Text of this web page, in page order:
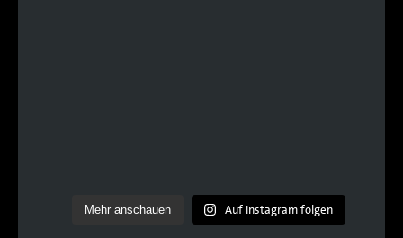
Mehr anschauen Auf Instagram folgen